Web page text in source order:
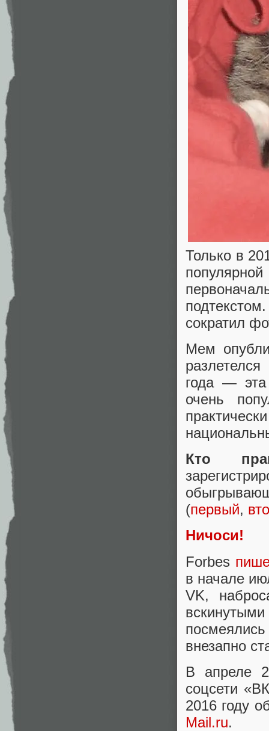
Только в
сократил
Мем
года — эта
очень
Кто
(первый,
Ничоси!
Forbes
в начале
VK,
внезапно
В апреле
соцсети
2016 году
Mail.ru.